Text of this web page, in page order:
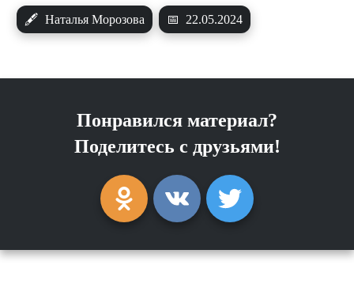
🖋 Наталья Морозова 📅 22.05.2024
Понравился материал?
Поделитесь с друзьями!